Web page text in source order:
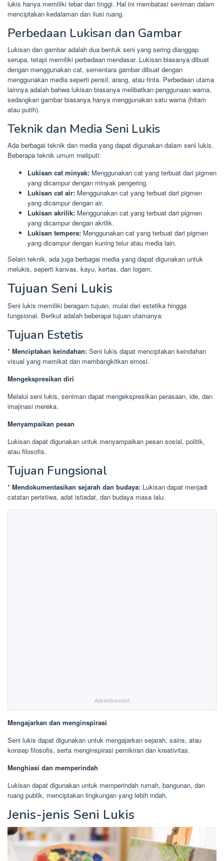
lukis hanya memiliki lebar dan tinggi. Hal ini membatasi seniman dalam
menciptakan kedalaman dan ilusi ruang.
Perbedaan Lukisan dan Gambar
Lukisan dan gambar adalah dua bentuk seni yang sering dianggap
serupa, tetapi memiliki perbedaan mendasar. Lukisan biasanya dibuat
dengan menggunakan cat, sementara gambar dibuat dengan
menggunakan media seperti pensil, arang, atau tinta. Perbedaan utama
lainnya adalah bahwa lukisan biasanya melibatkan penggunaan warna,
sedangkan gambar biasanya hanya menggunakan satu warna (hitam
atau putih).
Teknik dan Media Seni Lukis
Ada berbagai teknik dan media yang dapat digunakan dalam seni lukis.
Beberapa teknik umum meliputi:
Lukisan cat minyak: Menggunakan cat yang terbuat dari pigmen
yang dicampur dengan minyak pengering.
Lukisan cat air: Menggunakan cat yang terbuat dari pigmen
yang dicampur dengan air.
Lukisan akrilik: Menggunakan cat yang terbuat dari pigmen
yang dicampur dengan akrilik.
Lukisan tempera: Menggunakan cat yang terbuat dari pigmen
yang dicampur dengan kuning telur atau media lain.
Selain teknik, ada juga berbagai media yang dapat digunakan untuk
melukis, seperti kanvas, kayu, kertas, dan logam.
Tujuan Seni Lukis
Seni lukis memiliki beragam tujuan, mulai dari estetika hingga
fungsional. Berikut adalah beberapa tujuan utamanya:
Tujuan Estetis
* Menciptakan keindahan: Seni lukis dapat menciptakan keindahan
visual yang memikat dan membangkitkan emosi.
Mengekspresikan diri
Melalui seni lukis, seniman dapat mengekspresikan perasaan, ide, dan
imajinasi mereka.
Menyampaikan pesan
Lukisan dapat digunakan untuk menyampaikan pesan sosial, politik,
atau filosofis.
Tujuan Fungsional
* Mendokumentasikan sejarah dan budaya: Lukisan dapat menjadi
catatan peristiwa, adat istiadat, dan budaya masa lalu.
Advertisement
Mengajarkan dan menginspirasi
Seni lukis dapat digunakan untuk mengajarkan sejarah, sains, atau
konsep filosofis, serta menginspirasi pemikiran dan kreativitas.
Menghiasi dan memperindah
Lukisan dapat digunakan untuk memperindah rumah, bangunan, dan
ruang publik, menciptakan lingkungan yang lebih indah.
Jenis-jenis Seni Lukis